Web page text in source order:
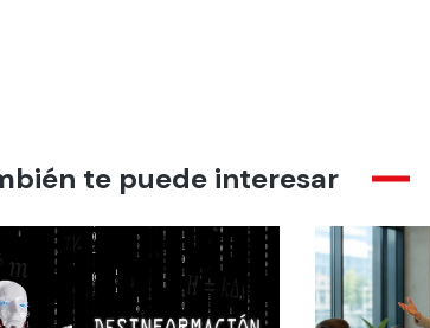
te puede interesar